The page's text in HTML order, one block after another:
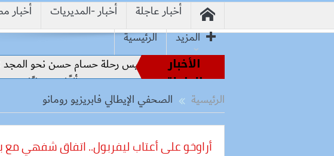
أخبار عاجلة أخبار -المديريات أخبار
المزيد
الرئيسية
الأخبار
العاجلة
الملاعب إلى قيادة الفراعنة.. كواليس رحلة حسام حسن نحو المجد (تقرير)
استقبال القمح المحلي وتحقق توريد 678 ألفًا و66 طنًا و500 كيلو
الرئيسية الصحفي الإيطالي فابريزيو رومانو
أراوخو على أعتاب ليفربول.. اتفاق شفهي